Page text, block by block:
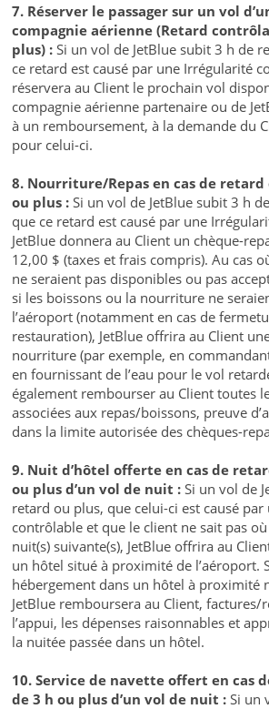
7. Réserver le passager sur un vol
compagnie aérienne (Retard
plus) : Si un vol de JetBlue subit 3 h de
ce retard est causé par une Irrégularité
réservera au Client le prochain vol
compagnie aérienne partenaire ou de
à un remboursement, à la demande du
pour celui-ci.
8. Nourriture/Repas en cas de
ou plus : Si un vol de JetBlue subit 3 h
que ce retard est causé par une
JetBlue donnera au Client un chèque-
12,00 $ (taxes et frais compris). Au cas
ne seraient pas disponibles ou pas
si les boissons ou la nourriture ne
l’aéroport (notamment en cas de
restauration), JetBlue offrira au Client
nourriture (par exemple, en
en fournissant de l’eau pour le vol
également rembourser au Client toutes
associées aux repas/boissons, preuve
dans la limite autorisée des chèques-
9. Nuit d’hôtel offerte en cas de
ou plus d’un vol de nuit :Si un vol de
retard ou plus, que celui-ci est causé
contrôlable et que le client ne sait pas
nuit(s) suivante(s), JetBlue offrira au
un hôtel situé à proximité de l’aéroport.
hébergement dans un hôtel à proximité
JetBlue remboursera au Client, factures/
l’appui, les dépenses raisonnables et
la nuitée passée dans un hôtel.
10. Service de navette offert en cas
de 3 h ou plus d’un vol de nuit :Si un